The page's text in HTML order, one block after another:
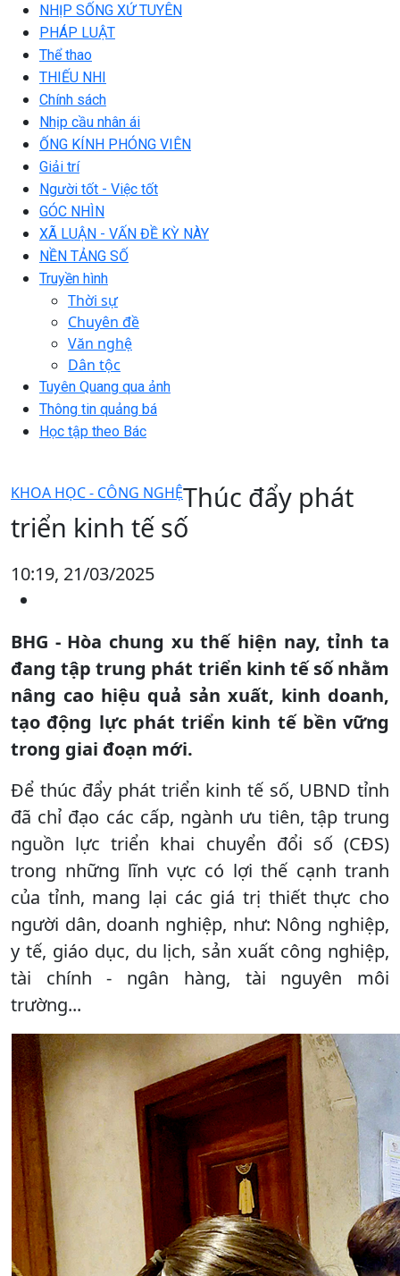
NHỊP SỐNG XỨ TUYÊN
PHÁP LUẬT
Thể thao
THIẾU NHI
Chính sách
Nhịp cầu nhân ái
ỐNG KÍNH PHÓNG VIÊN
Giải trí
Người tốt - Việc tốt
GÓC NHÌN
XÃ LUẬN - VẤN ĐỀ KỲ NÀY
NỀN TẢNG SỐ
Truyền hình
Thời sự
Chuyên đề
Văn nghệ
Dân tộc
Tuyên Quang qua ảnh
Thông tin quảng bá
Học tập theo Bác
KHOA HỌC - CÔNG NGHỆThúc đẩy phát
triển kinh tế số
10:19, 21/03/2025
BHG - Hòa chung xu thế hiện nay, tỉnh ta
đang tập trung phát triển kinh tế số nhằm
nâng cao hiệu quả sản xuất, kinh doanh,
tạo động lực phát triển kinh tế bền vững
trong giai đoạn mới.
Để thúc đẩy phát triển kinh tế số, UBND tỉnh
đã chỉ đạo các cấp, ngành ưu tiên, tập trung
nguồn lực triển khai chuyển đổi số (CĐS)
trong những lĩnh vực có lợi thế cạnh tranh
của tỉnh, mang lại các giá trị thiết thực cho
người dân, doanh nghiệp, như: Nông nghiệp,
y tế, giáo dục, du lịch, sản xuất công nghiệp,
tài chính - ngân hàng, tài nguyên môi
trường...